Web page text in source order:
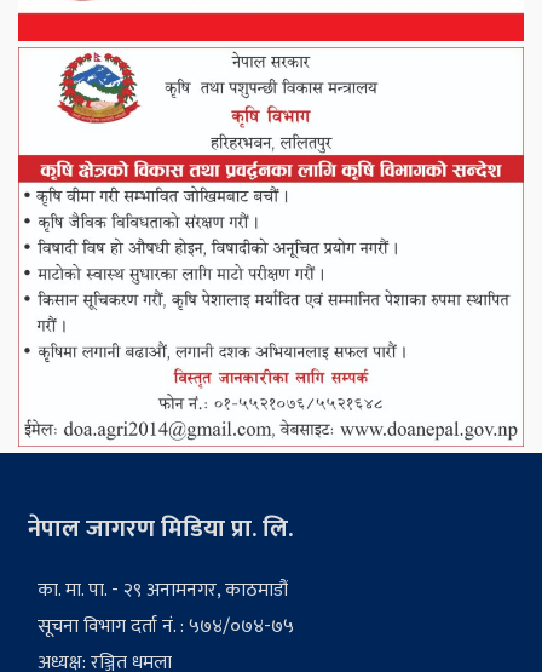
नेपाल जागरण मिडिया प्रा. लि.
का. मा. पा. - २९ अनामनगर, काठमाडौं
सूचना विभाग दर्ता नं. : ५७४/०७४-७५
अध्यक्ष: रञ्जित धमला